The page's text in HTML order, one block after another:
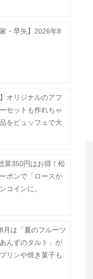
・早矢】2026年8
オリジナルのアフ
セットも作れちゃ
をビュッフェで大
菜350円はお得！松
ポンで「ロースか
コインに。
月は「夏のフルーツ
んずのタルト」が
リンや焼き菓子も